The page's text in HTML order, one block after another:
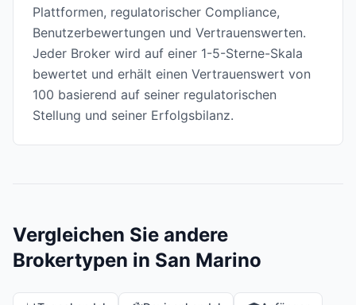
Plattformen, regulatorischer Compliance,
Benutzerbewertungen und Vertrauenswerten.
Jeder Broker wird auf einer 1-5-Sterne-Skala
bewertet und erhält einen Vertrauenswert von
100 basierend auf seiner regulatorischen
Stellung und seiner Erfolgsbilanz.
Vergleichen Sie andere
Brokertypen in San Marino